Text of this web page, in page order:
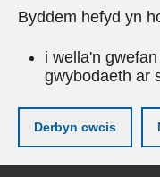
Byddem hefyd yn
i wella'n
gwybodaeth ar
Derbyn cwcis